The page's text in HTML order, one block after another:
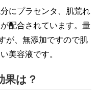
にプラセンタ、肌荒れ
配合されています。量
が、無添加ですので肌
美容液です。
果は？